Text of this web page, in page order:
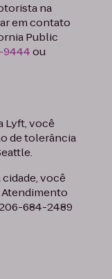
na
em contato
Public
9444ou
Lyft, você
de tolerância
você
684-2489